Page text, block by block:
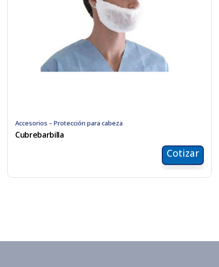
Accesorios – Protección para cabeza
Cubrebarbilla
Cotizar